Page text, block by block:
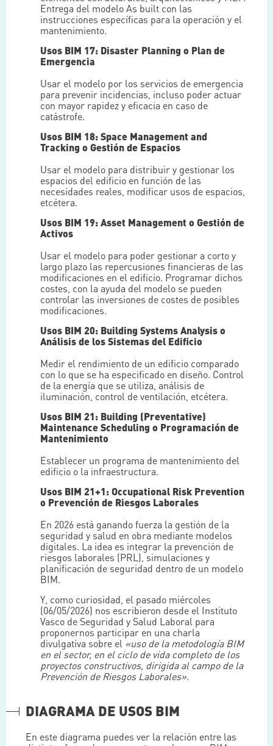
Entrega del modelo As built con las
instrucciones específicas para la operación y el
mantenimiento.
Usos BIM 17: Disaster Planning o Plan de
Emergencia
Usar el modelo por los servicios de emergencia
para prevenir incidencias, incluso poder actuar
con mayor rapidez y eficacia en caso de
catástrofe.
Usos BIM 18: Space Management and
Tracking o Gestión de Espacios
Usar el modelo para distribuir y gestionar los
espacios del edificio en función de las
necesidades reales, modificar usos de espacios,
etcétera.
Usos BIM 19: Asset Management o Gestión de
Activos
Usar el modelo para poder gestionar a corto y
largo plazo las repercusiones financieras de las
modificaciones en el edificio. Programar dichos
costes, con la ayuda del modelo se pueden
controlar las inversiones de costes de posibles
modificaciones.
Usos BIM 20: Building Systems Analysis o
Análisis de los Sistemas del Edificio
Medir el rendimiento de un edificio comparado
con lo que se ha especificado en diseño. Control
de la energía que se utiliza, análisis de
iluminación, control de ventilación, etcétera.
Usos BIM 21: Building (Preventative)
Maintenance Scheduling o Programación de
Mantenimiento
Establecer un programa de mantenimiento del
edificio o la infraestructura.
Usos BIM 21+1: Occupational Risk Prevention
o Prevención de Riesgos Laborales
En 2026 está ganando fuerza la gestión de la
seguridad y salud en obra mediante modelos
digitales. La idea es integrar la prevención de
riesgos laborales (PRL), simulaciones y
planificación de seguridad dentro de un modelo
BIM.
Y, como curiosidad, el pasado miércoles
(06/05/2026) nos escribieron desde el Instituto
Vasco de Seguridad y Salud Laboral para
proponernos participar en una charla
divulgativa sobre el «uso de la metodología BIM
en el sector, en el ciclo de vida completo de los
proyectos constructivos, dirigida al campo de la
Prevención de Riesgos Laborales».
DIAGRAMA DE USOS BIM
En este diagrama puedes ver la relación entre las